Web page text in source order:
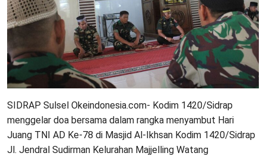
SIDRAP Sulsel Okeindonesia.com- Kodim 1420/Sidrap
menggelar doa bersama dalam rangka menyambut Hari
Juang TNI AD Ke-78 di Masjid Al-Ikhsan Kodim 1420/Sidrap
Jl. Jendral Sudirman Kelurahan Majjelling Watang